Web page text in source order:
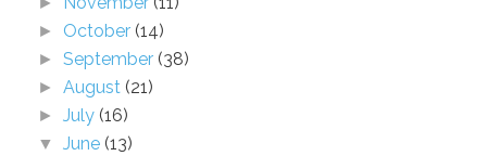
► October (14)
►September (38)
►August (21)
►July (16)
▼June (13)